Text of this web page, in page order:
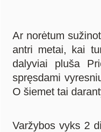
Ar norėtum
antri metai, kai
dalyviai pluša
spręsdami
O šiemet tai
Varžybos vyks 2